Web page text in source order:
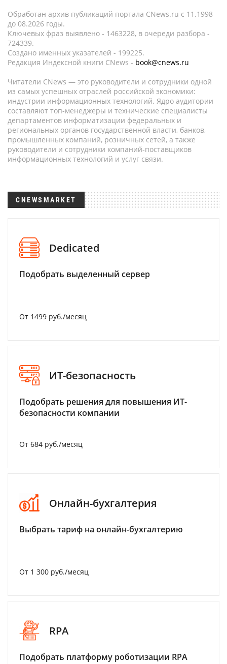
Обработан архив публикаций портала CNews.ru c 11.1998
до 08.2026 годы.
Ключевых фраз выявлено - 1463228, в очереди разбора -
724339.
Создано именных указателей - 199225.
Редакция Индексной книги CNews - book@cnews.ru
Читатели CNews — это руководители и сотрудники одной
из самых успешных отраслей российской экономики:
индустрии информационных технологий. Ядро аудитории
составляют топ-менеджеры и технические специалисты
департаментов информатизации федеральных и
региональных органов государственной власти, банков,
промышленных компаний, розничных сетей, а также
руководители и сотрудники компаний-поставщиков
информационных технологий и услуг связи.
CNEWSMARKET
Dedicated
Подобрать выделенный сервер
От 1499 руб./месяц
ИТ-безопасность
Подобрать решения для повышения ИТ-
безопасности компании
От 684 руб./месяц
Онлайн-бухгалтерия
Выбрать тариф на онлайн-бухгалтерию
От 1 300 руб./месяц
RPA
Подобрать платформу роботизации RPA